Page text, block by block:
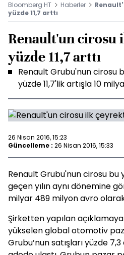
Bloomberg HT Haberler
yüzde 11,7 arttı
Renault'un cirosu
yüzde 11,7 arttı
Renault Grubu'nun cirosu
yüzde 11,7'lik artışla 10
26 Nisan 2016, 15:23
Güncelleme : 26 Nisan 2016, 15:33
Renault Grubu'nun cirosu bu
geçen yılın aynı dönemine
milyar 489 milyon avro
Şirketten yapılan
yükselen global otomotiv
Grubu’nun satışları yüzde